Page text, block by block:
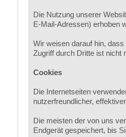
Die Nutzung unserer
E-Mail-Adressen) erhoben
Wir weisen darauf hin,
Zugriff durch Dritte ist nicht
Cookies
Die Internetseiten
nutzerfreundlicher,
Die meisten der von uns
Endgerät gespeichert, bis